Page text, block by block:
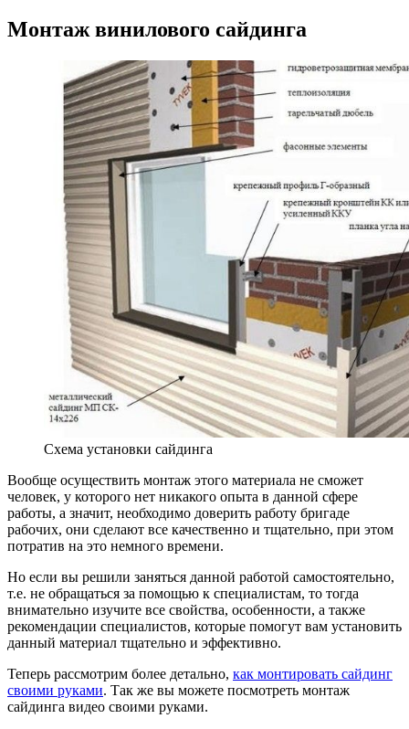
Монтаж винилового сайдинга
Схема установки сайдинга
Вообще осуществить монтаж этого материала не сможет
человек, у которого нет никакого опыта в данной сфере
работы, а значит, необходимо доверить работу бригаде
рабочих, они сделают все качественно и тщательно, при этом
потратив на это немного времени.
Но если вы решили заняться данной работой самостоятельно,
т.е. не обращаться за помощью к специалистам, то тогда
внимательно изучите все свойства, особенности, а также
рекомендации специалистов, которые помогут вам установить
данный материал тщательно и эффективно.
Теперь рассмотрим более детально, как монтировать сайдинг
своими руками. Так же вы можете посмотреть монтаж
сайдинга видео своими руками.